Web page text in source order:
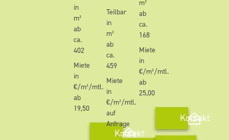
in
m²
ab
ca.
402
Miete
in
€/m²/mtl.
ab
19,50
Kontakt
Teilbar
in
m²
ab
ca.
459
Miete
in
€/m²/mtl.
auf
Anfrage
m²
ab
ca.
168
Miete
in
€/m²/mtl.
ab
25,00
Kontakt